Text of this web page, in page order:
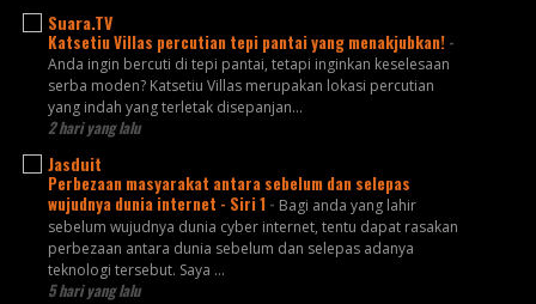
Suara.TV
Katsetiu Villas percutian tepi pantai yang menakjubkan! -
Anda ingin bercuti di tepi pantai, tetapi inginkan keselesaan
serba moden? Katsetiu Villas merupakan lokasi percutian
yang indah yang terletak disepanjan...
2 hari yang lalu
Jasduit
Perbezaan masyarakat antara sebelum dan selepas
wujudnya dunia internet - Siri 1 - Bagi anda yang lahir
sebelum wujudnya dunia cyber internet, tentu dapat rasakan
perbezaan antara dunia sebelum dan selepas adanya
teknologi tersebut. Saya ...
5 hari yang lalu